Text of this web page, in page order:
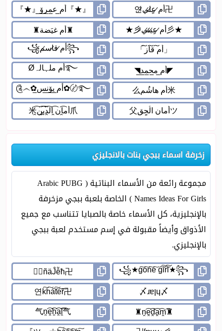
زخرفة اسماء ببجي بنات بالانجليزي
مجموعة رائعة من الأسماء البناتية ( Arabic PUBG
Names Ideas For Girls ) الخاصة بلعبة ببجي مزخرفة
بالإنجليزية، كل الأسماء خاصة بالصبايا تتناسب مع جميع
الأذواق وأيضاً مقبولة في إسم مستخدم لعبة ببجي
بالإنجليزي.